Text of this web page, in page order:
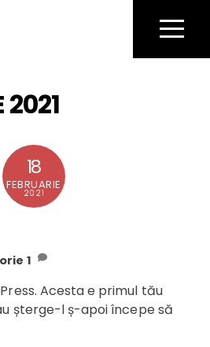
Menu
2021
18
FEBRUARIE
2021
1
Acesta e primul tău
șterge-l ș-apoi începe să